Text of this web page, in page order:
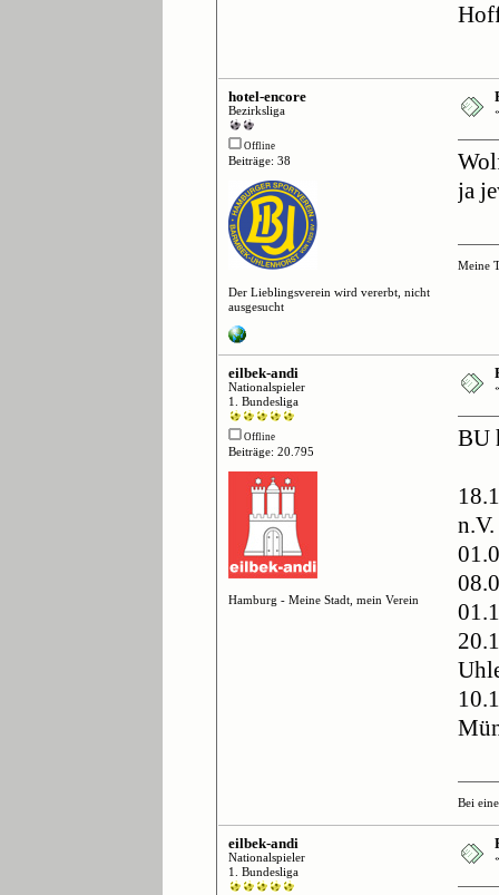
hotel-encore
Bezirksliga
Offline
Beiträge: 38
Der Lieblingsverein wird vererbt, nicht
ausgesucht
ja
Meine
eilbek-andi
Nationalspieler
1. Bundesliga
Offline
Beiträge: 20.795
Hamburg - Meine Stadt, mein Verein
BU
n.V.
Bei
eilbek-andi
Nationalspieler
1. Bundesliga